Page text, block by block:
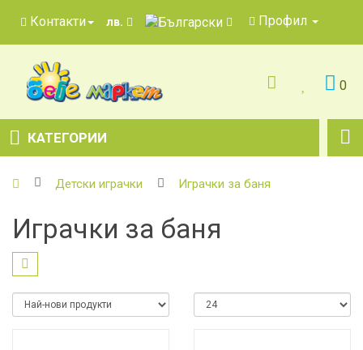
Контакти лв. Профил
0
КАТЕГОРИИ
Детски играчки Играчки за баня
Играчки за баня